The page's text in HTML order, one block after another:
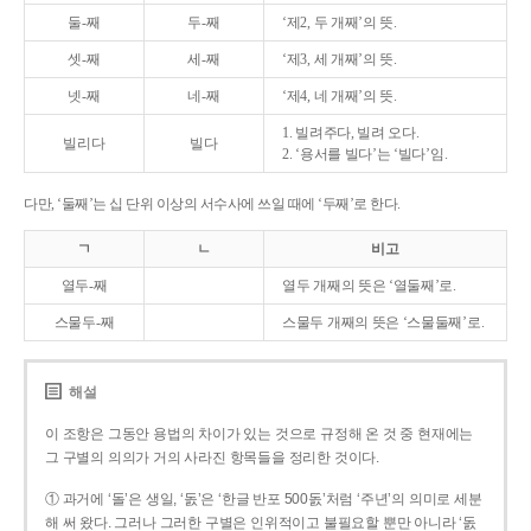
둘-째 두-째 ‘제2, 두 개째’의 뜻.
셋-째 세-째 ‘제3, 세 개째’의 뜻.
넷-째 네-째 ‘제4, 네 개째’의 뜻.
빌리다 빌다
1. 빌려주다, 빌려 오다.
2. ‘용서를 빌다’는 ‘빌다’임.
다만, ‘둘째’는 십 단위 이상의 서수사에 쓰일 때에 ‘두째’로 한다.
ㄱ ㄴ 비고
열두-째 열두 개째의 뜻은 ‘열둘째’로.
스물두-째 스물두 개째의 뜻은 ‘스물둘째’로.
해설
이 조항은 그동안 용법의 차이가 있는 것으로 규정해 온 것 중 현재에는
그 구별의 의의가 거의 사라진 항목들을 정리한 것이다.
① 과거에 ‘돌’은 생일, ‘돐’은 ‘한글 반포 500돐’처럼 ‘주년’의 의미로 세분
해 써 왔다. 그러나 그러한 구별은 인위적이고 불필요할 뿐만 아니라 ‘돐